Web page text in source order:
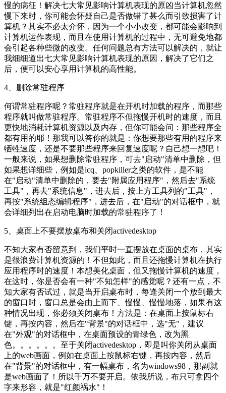
慢的病征！解决七大常见影响计算机表现的原凶当计算机忽然
慢下来时，你可能会怀疑自己是否做错了甚么而引致损害了计
算机？其实不必太介怀，因为一个小小改变，都可能会影响到
计算机运作表现，而且在使用计算机的过程中，无可避免地都
会引起各种些微的改变。任何问题总有方法可以解决的，就让
我细细道出七大常见影响计算机表现的原因，解决了它们之
后，便可以安心享用计算机的高性能。
4、删除常驻程序
何谓常驻程序呢？常驻程序就是在开机时加载的程序，而那些
程序就叫做常驻程序。常驻程序不但拖慢开机时的速度，而且
更快地消耗计算机资源以及内存，但你可能会问：那些程序全
都有用的耶！那我可以答你的就是：你想要那些有用的程序来
牺牲速度，还是不要那些程序来回复速度呢？自己想一想吧！
一般来说，如果想删除常驻程序，可去"启动"清单中删除，但
如果想详细些，例如是icq、popkiller之类的软件，是不能
在"启动"清单中删除的，要去"附属应用程序"，然后去"系统
工具"，再去"系统信息"，进去后，按上方工具列的"工具"，
再按"系统组态编辑程序"，进去后，在"启动"的对话框中，就
会详细列出在启动电脑时加载的常驻程序了！
5、桌面上不要摆放桌布和关闭activedesktop
不知大家有否留意到，我们平时一直摆放在桌面的桌布，其实
是很浪费计算机资源的！不但如此，而且还拖慢计算机在执行
应用程序时的速度！本想美化桌面，但又拖慢计算机的速度，
在这时，你是否会有一种"不知怎样"的感觉呢？还有一点，不
知大家有否试过，就是当开启桌布时，每逢关闭一个放到最大
的窗口时，窗口总是会由上而下、慢慢、慢慢地落，如果有这
种情况出现，你必须关闭桌布！方法是：在桌面上按鼠标右
键，再按内容，然后在"背景"的对话框中，选"无"，建议
在"外观"的对话框中，在桌面预设的青绿色，改为黑
色。。。。。。至于关闭activedesktop，即是叫你关闭从桌面
上的web画面，例如在桌面上按鼠标右键，再按内容，然后
在"背景"的对话框中，有一幅桌布，名为windows98，那副就
是web画面了！所以千万不要开启。依我所说，布只可拿四个
字来形容，就是"红颜祸水"！